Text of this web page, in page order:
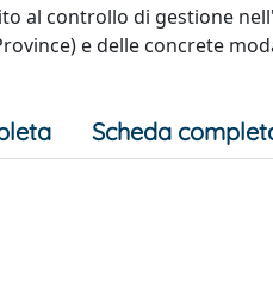
al controllo di gestione
e delle concrete
Scheda